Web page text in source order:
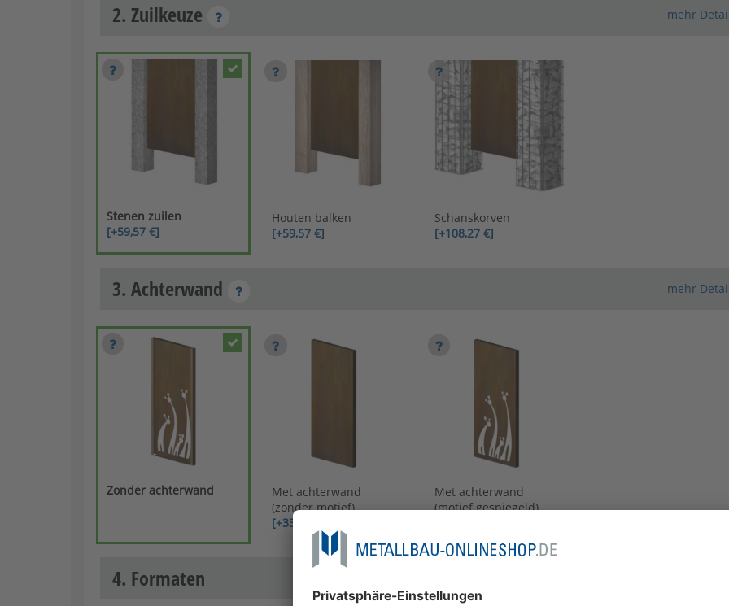
2. Zuilkeuze mehr
Stenen zuilen
[+59,57 €]
Houten balken
[+59,57 €]
Schanskorven
[+108,27 €]
3. Achterwand mehr
Zonder achterwand
Met achterwand
(zonder motief)
[+331,88 €]
Met achterwand
(motief gespiegeld)
4. Formaten